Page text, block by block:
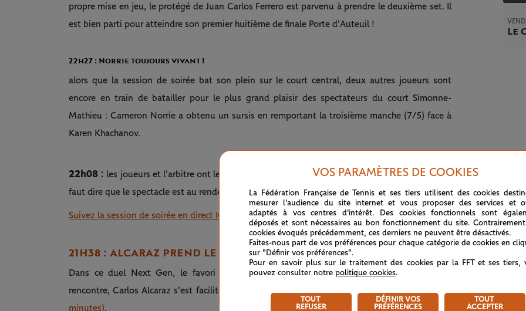
propre mise en jeu, le protégé de Juan Carlos Ferrero est parvenu à prendre le deuxième set. Il
est bien parti pour atteindre son premier huitième de finale Porte d'Auteuil !
22h27 : Norrie toujours vivant !
alors que la session de soirée bat son plein sur le court central, deux autres joueurs sont
encore en train de batailler pour le plus grand plaisir des spectateurs du court Simonne-
Mathieu : Cameron Norrie a obtenu un sursis en remportant la troisième manche (7/5) face à
Karen Khachanov.
22h08 : les joueurs et l'arbitre ont le sourire, les supporters ont entamé une magnifique ola. Il
faut dire que le spectacle est au rendez-vous entre les deux hommes !
Suivez la session de soirée en direct ICI !
21H38 : ALCARAZ PREND LE PREMIER SET !
Dans ce duel Next Gen, le favori tient son rang. En breakant rapidement en début de
rencontre, Carlos Alcaraz s'est facilité la tâche
pour empocher la première manche (6/4 en 40
minutes).
Le
VOS PARAMÈTRES DE COOKIES
La Fédération Française de Tennis et ses tiers utilisent des cookies
mesurer l'audience du site internet et vous proposer des services et
adaptés à vos centres d'intérêt. Des cookies fonctionnels sont
déposés et sont nécessaires au bon fonctionnement du site.
cookies évoqués précédemment, ces derniers ne peuvent être désactivés.
Faites-nous part de vos préférences pour chaque catégorie de cookies en
sur "Définir vos préférences".
Pour en savoir plus sur le traitement des cookies par la FFT et ses tiers,
pouvez consulter notre politique cookies.
TOUT
REFUSER
DÉFINIR VOS
PRÉFÉRENCES
TOUT
ACCEPTER